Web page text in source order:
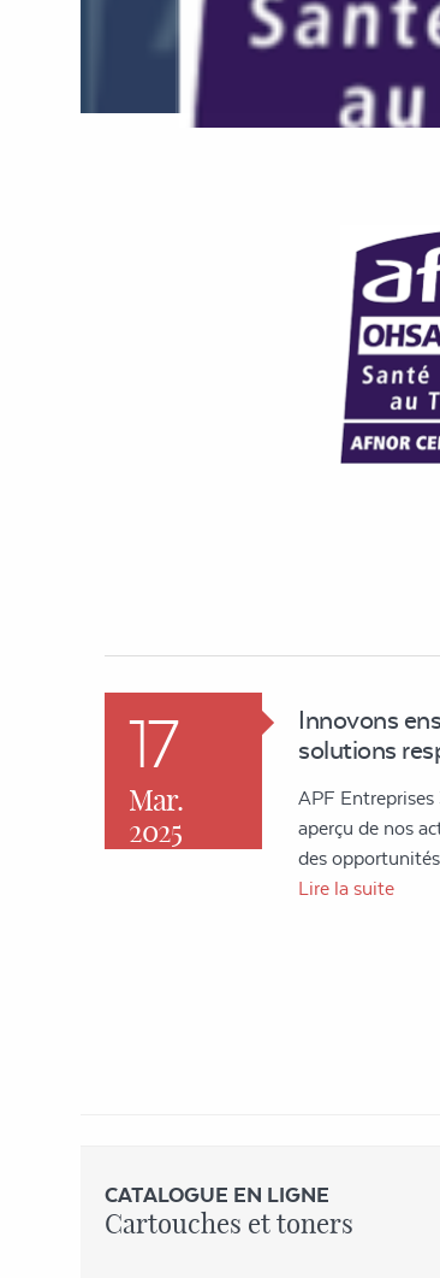
17
Mar.
2025
Innovons
solutions
APF
aperçu de nos
des
Lire la suite
CATALOGUE EN LIGNE
Cartouches et toners